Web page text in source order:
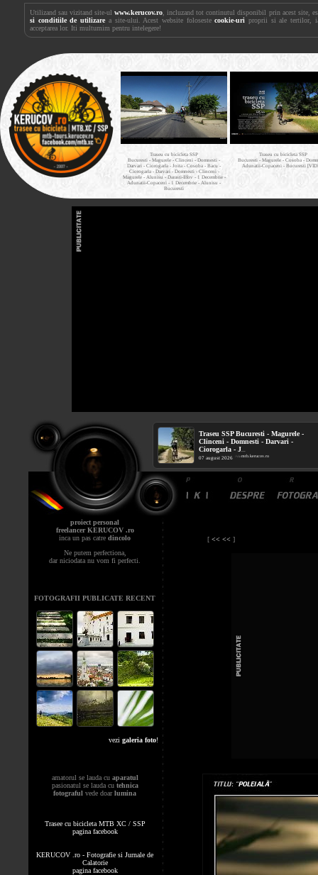
Utilizand sau vizitand site-ulwww.kerucov.ro , incluzand tot continutul disponibil prin acest site,
si conditiile de utilizare a site-ului. Acest website folosestecookie-uri proprii si ale tertilor,
acceptarea lor. Iti multumim pentru intelegere!
Traseu cu bicicleta SSP
Bucuresti - Magurele - Clinceni - Domnesti -
Darvari - Ciorogarla - Joita - Cosoba - Bacu -
Ciorogarla - Darvari - Domnesti - Clinceni -
Magurele - Alunisu - Darasti-Ilfov - 1 Decembrie -
Adunatii-Copaceni - 1 Decembrie - Alunisu -
Bucuresti
Traseu cu bicicleta SSP
Bucuresti - Magurele - Cosoba -
Adunatii-Copaceni - Bucuresti
Traseu SSP Bucuresti - Magurele -
Clinceni - Domnesti - Darvari -
Ciorogarla - J...
07 august 2026 / via mtb.kerucov.ro
proiect personal
freelancer KERUCOV .ro
inca un pas catre dincolo
Ne putem perfectiona,
dar niciodata nu vom fi perfecti.
FOTOGRAFII PUBLICATE RECENT
vezi galeria foto!
amatorul se lauda cu aparatul
pasionatul se lauda cu tehnica
fotograful vede doarlumina
Trasee cu bicicleta MTB XC / SSP
pagina facebook
KERUCOV .ro - Fotografie si Jurnale de
Calatorie
pagina facebook
[<< << ]